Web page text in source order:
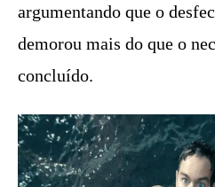
argumentando que o
demorou mais do que o
concluído.